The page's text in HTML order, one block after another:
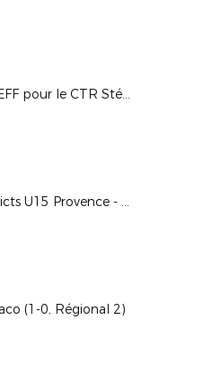
Séance BEFF pour le CTR Stéphane François
Inter-Districts U15 Provence - Alpes (4-0, Rousset)
(1-0, Régional 2)